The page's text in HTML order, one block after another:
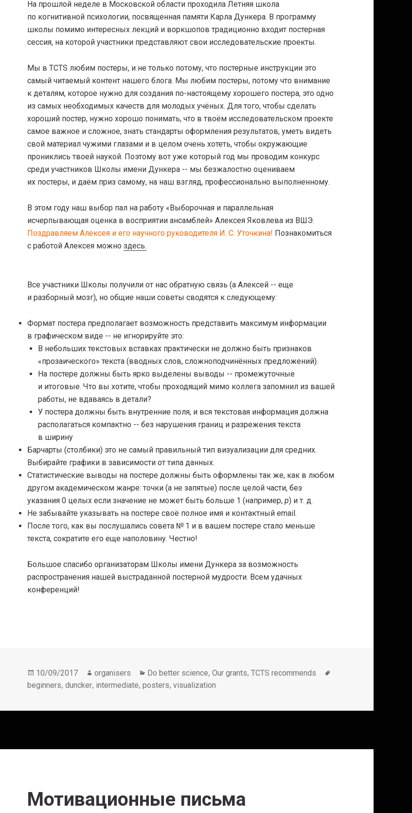
На прошлой неделе в Московской области проходила Летняя школа
по когнитивной психологии, посвященная памяти Карла Дункера. В программу
школы помимо интересных лекций и воркшопов традиционно входит постерная
сессия, на которой участники представляют свои исследовательские проекты.
Мы в TCTS любим постеры, и не только потому, что постерные инструкции это
самый читаемый контент нашего блога. Мы любим постеры, потому что внимание
к деталям, которое нужно для создания по-настоящему хорошего постера, это одно
из самых необходимых качеств для молодых учёных. Для того, чтобы сделать
хороший постер, нужно хорошо понимать, что в твоём исследовательском проекте
самое важное и сложное, знать стандарты оформления результатов, уметь видеть
свой материал чужими глазами и в целом очень хотеть, чтобы окружающие
прониклись твоей наукой. Поэтому вот уже который год мы проводим конкурс
среди участников Школы имени Дункера -- мы безжалостно оцениваем
их постеры, и даём приз самому, на наш взгляд, профессионально выполненному.
В этом году наш выбор пал на работу «Выборочная и параллельная
исчерпывающая оценка в восприятии ансамблей» Алексея Яковлева из ВШЭ.
Поздравляем Алексея и его научного руководителя И. С. Уточкина! Познакомиться
с работой Алексея можноздесь.
Все участники Школы получили от нас обратную связь (а Алексей -- еще
и разборный мозг), но общие наши советы сводятся к следующему:
Формат постера предполагает возможность представить максимум информации
в графическом виде -- не игнорируйте это:
В небольших текстовых вставках практически не должно быть признаков
«прозаического» текста (вводных слов, сложноподчинённых предложений).
На постере должны быть ярко выделены выводы -- промежуточные
и итоговые. Что вы хотите, чтобы проходящий мимо коллега запомнил из вашей
работы, не вдаваясь в детали?
У постера должны быть внутренние поля, и вся текстовая информация должна
располагаться компактно -- без нарушения границ и разрежения текста
в ширину
Барчарты (столбики) это не самый правильный тип визуализации для средних.
Выбирайте графики в зависимости от типа данных.
Статистические выводы на постере должны быть оформлены так же, как в любом
другом академическом жанре: точки (а не запятые) после целой части, без
указания 0 целых если значение не может быть больше 1 (например,p) и т. д.
Не забывайте указывать на постере своё полное имя и контактный email.
После того, как вы послушались совета № 1 и в вашем постере стало меньше
текста, сократите его еще наполовину. Честно!
Большое спасибо организаторам Школы имени Дункера за возможность
распространения нашей выстраданной постерной мудрости. Всем удачных
конференций!
Опубликовано
10/09/2017 Автор
organisers Рубрики
Do better science,Our grants,TCTS recommends
beginners,duncker, intermediate,posters,visualization
Мотивационные письма